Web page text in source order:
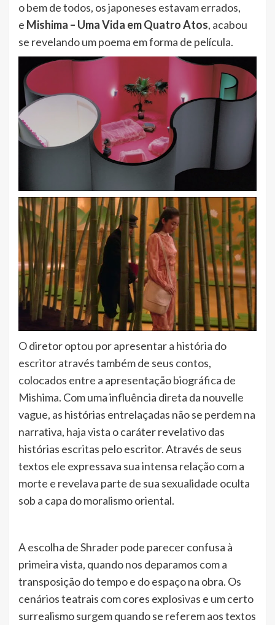
o bem de todos, os japoneses estavam errados,
e Mishima – Uma Vida em Quatro Atos, acabou
se revelando um poema em forma de película.
O diretor optou por apresentar a história do
escritor através também de seus contos,
colocados entre a apresentação biográfica de
Mishima. Com uma influência direta da nouvelle
vague, as histórias entrelaçadas não se perdem na
narrativa, haja vista o caráter revelativo das
histórias escritas pelo escritor. Através de seus
textos ele expressava sua intensa relação com a
morte e revelava parte de sua sexualidade oculta
sob a capa do moralismo oriental.
A escolha de Shrader pode parecer confusa à
primeira vista, quando nos deparamos com a
transposição do tempo e do espaço na obra. Os
cenários teatrais com cores explosivas e um certo
surrealismo surgem quando se referem aos textos